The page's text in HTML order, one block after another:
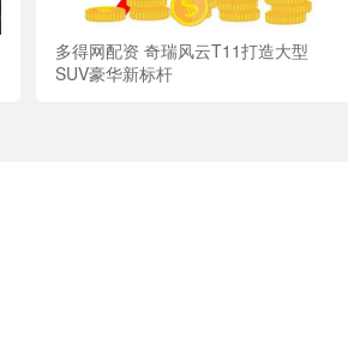
多得网配资 奇瑞风云T11打造大型
SUV豪华新标杆